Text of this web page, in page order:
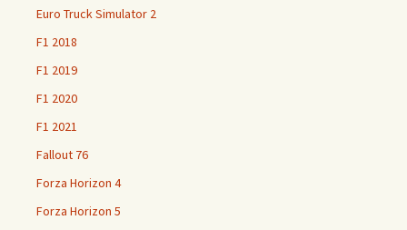
Euro Truck Simulator 2
F1 2018
F1 2019
F1 2020
F1 2021
Fallout 76
Forza Horizon 4
Forza Horizon 5